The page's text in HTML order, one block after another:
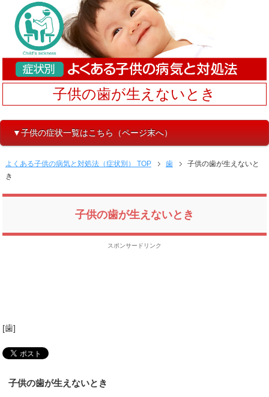
子供の歯が生えないとき
▼子供の症状一覧はこちら（ページ末へ）
よくある子供の病気と対処法（症状別） TOP 歯
子供の歯が生えないと
き
子供の歯が生えないとき
スポンサードリンク
[歯]
子供の歯が生えないとき